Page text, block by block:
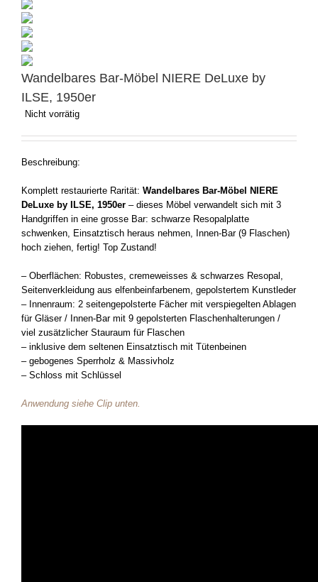
Wandelbares Bar-Möbel NIERE DeLuxe by
ILSE, 1950er
Nicht vorrätig
Beschreibung:
Komplett restaurierte Rarität: Wandelbares Bar-Möbel NIERE
DeLuxe by ILSE, 1950er – dieses Möbel verwandelt sich mit 3
Handgriffen in eine grosse Bar: schwarze Resopalplatte
schwenken, Einsatztisch heraus nehmen, Innen-Bar (9 Flaschen)
hoch ziehen, fertig! Top Zustand!
– Oberflächen: Robustes, cremeweisses & schwarzes Resopal,
Seitenverkleidung aus elfenbeinfarbenem, gepolstertem Kunstleder
– Innenraum: 2 seitengepolsterte Fächer mit verspiegelten Ablagen
für Gläser / Innen-Bar mit 9 gepolsterten Flaschenhalterungen /
viel zusätzlicher Stauraum für Flaschen
– inklusive dem seltenen Einsatztisch mit Tütenbeinen
– gebogenes Sperrholz & Massivholz
– Schloss mit Schlüssel
Anwendung siehe Clip unten.